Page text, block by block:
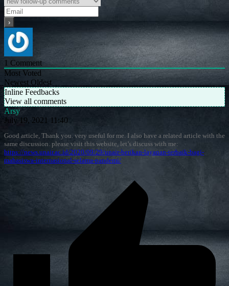
1 Comment
Most Voted
Newest Oldest
Inline Feedbacks
View all comments
Arsy
July 19, 2021 11:40
Good article, Thank you. very useful for me. I also have a related article with the
same discussion. please visit this website, let’s discuss with me:
https://news.unair.ac.id/2020/09/29/unair-berikan-layanan-terbaik-bagi-
mahasiswa-internasional-selama-pandemi/